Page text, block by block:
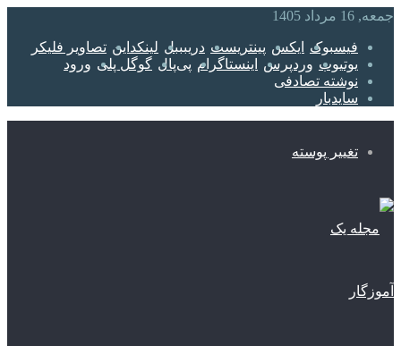
ایکس پینتریست دریبببل لینکداین
تصاویر فلیکر
وردپرس اینستاگرام پی‌پال گوگل پلی ورود
تصادفی
پوسته